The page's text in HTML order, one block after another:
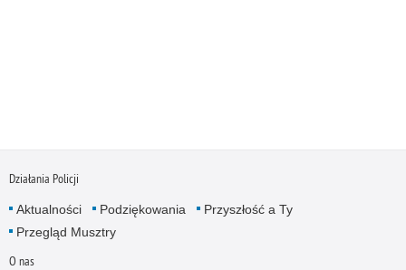
Działania Policji
Aktualności Podziękowania
Przyszłość a Ty
Przegląd Musztry
O nas